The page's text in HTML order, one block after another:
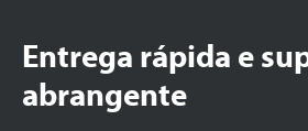
Entrega rápida e
abrangente